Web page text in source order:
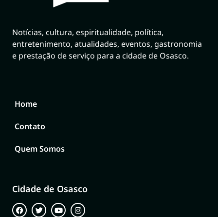
Notícias, cultura, espiritualidade, política,
entretenimento, atualidades, eventos, gastronomia
e prestação de serviço para a cidade de Osasco.
Home
Contato
Quem Somos
Cidade de Osasco